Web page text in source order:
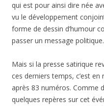
qui est pour ainsi dire née
vu le développement
forme de dessin d’humour
passer un message politique.
Mais si la presse satirique
ces derniers temps, c’est en
après 83 numéros. Comme
quelques repères sur cet